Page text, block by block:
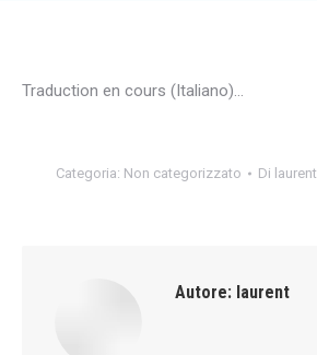
Traduction en cours (Italiano)…
Categoria: Non categorizzato Di laurent
Autore: laurent